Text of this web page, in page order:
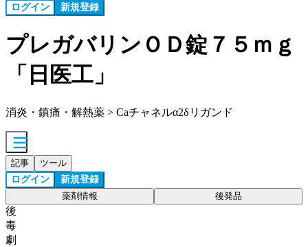
ログイン 新規登録
プレガバリンＯＤ錠７５ｍｇ
「日医工」
消炎・鎮痛・解熱薬 > Caチャネルα2δリガンド
記事 ツール
ログイン 新規登録
薬剤情報 後発品
後
毒
劇